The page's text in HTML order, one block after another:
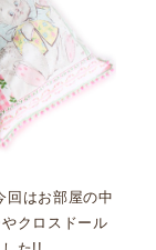
回はお部屋の中
クロスドール